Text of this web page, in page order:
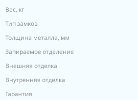
Вес, кг
Тип замков
Толщина металла, мм
Запираемое отделение
Внешняя отделка
Внутренняя отделка
Гарантия